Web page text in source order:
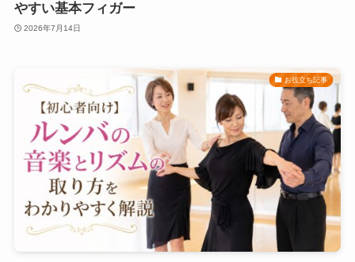
やすい基本フィガー
2026年7月14日
お役立ち記事